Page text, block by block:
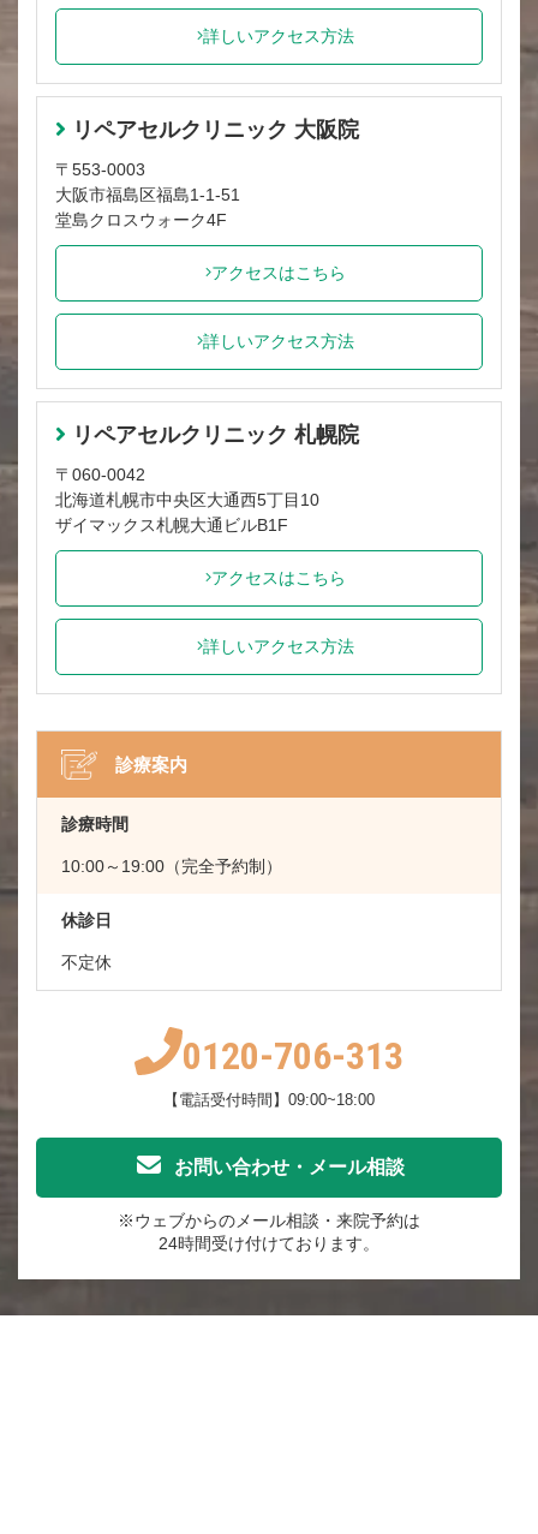
詳しいアクセス方法
リペアセルクリニック 大阪院
〒553-0003
大阪市福島区福島1-1-51
堂島クロスウォーク4F
アクセスはこちら
詳しいアクセス方法
リペアセルクリニック 札幌院
〒060-0042
北海道札幌市中央区大通西5丁目10
ザイマックス札幌大通ビルB1F
アクセスはこちら
詳しいアクセス方法
診療案内
診療時間
10:00～19:00（完全予約制）
休診日
不定休
0120-706-313
【電話受付時間】09:00~18:00
お問い合わせ・メール相談
※ウェブからのメール相談・来院予約は
24時間受け付けております。